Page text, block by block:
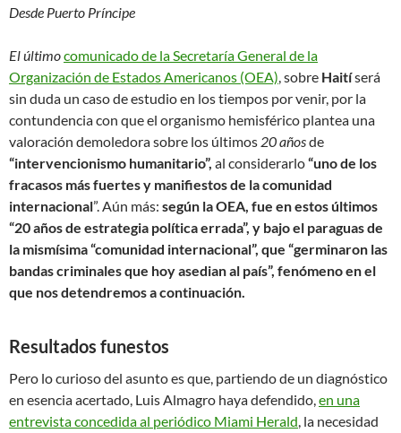
Desde Puerto Príncipe
El últimocomunicado de la Secretaría General de la
Organización de Estados Americanos (OEA), sobre Haitíserá
sin duda un caso de estudio en los tiempos por venir, por la
contundencia con que el organismo hemisférico plantea una
valoración demoledora sobre los últimos 20 añosde
“intervencionismo humanitario”, al considerarlo“uno de los
fracasos más fuertes y manifiestos de la comunidad
internacional”. Aún más: según la OEA, fue en estos últimos
“20 años de estrategia política errada”, y bajo el paraguas de
la mismísima “comunidad internacional”, que “germinaron las
bandas criminales que hoy asedian al país”, fenómeno en el
que nos detendremos a continuación.
Resultados funestos
Pero lo curioso del asunto es que, partiendo de un diagnóstico
en esencia acertado, Luis Almagro haya defendido,en una
entrevista concedida al periódico Miami Herald, la necesidad